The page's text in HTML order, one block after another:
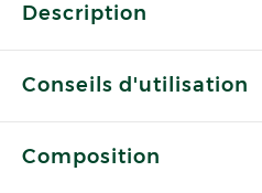
Description
Conseils d'utilisation
Composition